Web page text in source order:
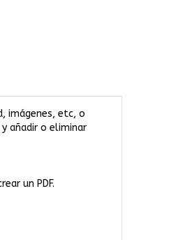
imágenes, etc, o
añadir o eliminar
un PDF.